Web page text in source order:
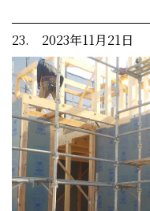
23. 2023年11月21日